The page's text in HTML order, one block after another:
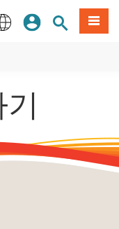
로그인사이트 검색
메뉴